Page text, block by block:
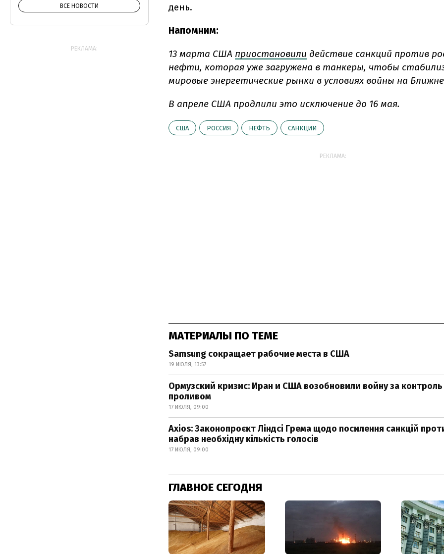
день.
Напомним:
13 марта США приостановили действие санкций против
нефти, которая уже загружена в танкеры, чтобы
мировые энергетические рынки в условиях войны на
В апреле США продлили это исключение до 16 мая.
США РОССИЯ НЕФТЬ САНКЦИИ
РЕКЛАМА:
МАТЕРИАЛЫ ПО ТЕМЕ
Samsung сокращает рабочие места в США
19 ИЮЛЯ, 13:57
Ормузский кризис: Иран и США возобновили войну за контроль
проливом
17 ИЮЛЯ, 09:00
Axios: Законопроєкт Ліндсі Грема щодо посилення санкцій
набрав необхідну кількість голосів
17 ИЮЛЯ, 09:00
ГЛАВНОЕ СЕГОДНЯ
ВСЕ НОВОСТИ
РЕКЛАМА: